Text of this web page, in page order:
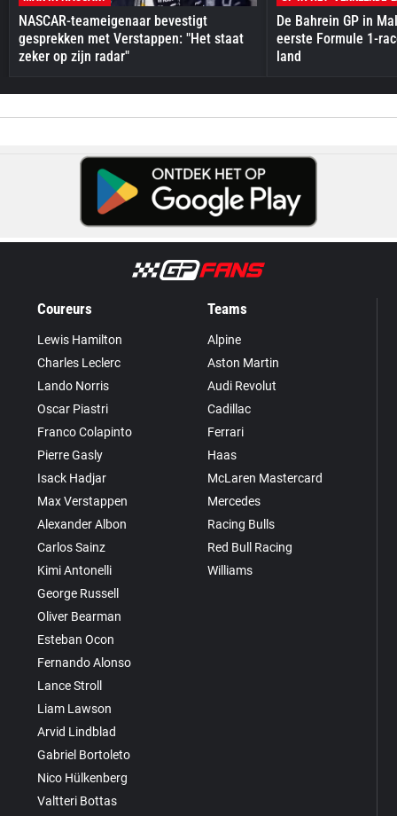
NASCAR-teameigenaar bevestigt
gesprekken met Verstappen: "Het staat
zeker op zijn radar"
De Bahrein GP in
eerste Formule 1-
land
Coureurs
Lewis Hamilton
Charles Leclerc
Lando Norris
Oscar Piastri
Franco Colapinto
Pierre Gasly
Isack Hadjar
Max Verstappen
Alexander Albon
Carlos Sainz
Kimi Antonelli
George Russell
Oliver Bearman
Esteban Ocon
Fernando Alonso
Lance Stroll
Liam Lawson
Arvid Lindblad
Gabriel Bortoleto
Nico Hülkenberg
Valtteri Bottas
Teams
Alpine
Aston Martin
Audi Revolut
Cadillac
Ferrari
Haas
McLaren Mastercard
Mercedes
Racing Bulls
Red Bull Racing
Williams